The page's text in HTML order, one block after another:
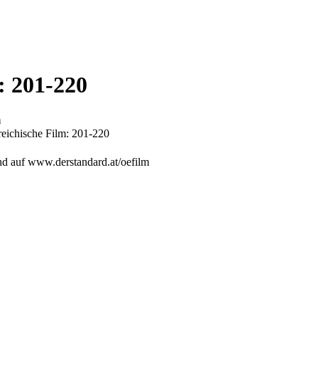
220
Film: 201-220
auf www.derstandard.at/oefilm